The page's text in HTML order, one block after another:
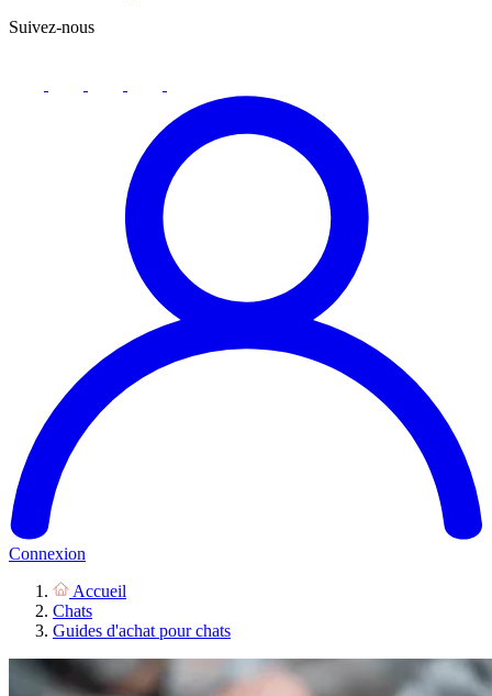
Suivez-nous
Connexion
Accueil
Chats
Guides d'achat pour chats